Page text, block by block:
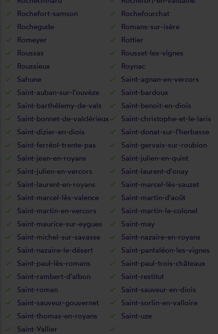
Rochefort-samson
Rochefourchat
Rochegude
Romans-sur-isère
Romeyer
Rottier
Roussas
Rousset-les-vignes
Roussieux
Roynac
Sahune
Saint-agnan-en-vercors
Saint-auban-sur-l'ouvèze
Saint-bardoux
Saint-barthélemy-de-vals
Saint-benoit-en-diois
Saint-bonnet-de-valclérieux
Saint-christophe-et-le-laris
Saint-dizier-en-diois
Saint-donat-sur-l'herbasse
Saint-ferréol-trente-pas
Saint-gervais-sur-roubion
Saint-jean-en-royans
Saint-julien-en-quint
Saint-julien-en-vercors
Saint-laurent-d'onay
Saint-laurent-en-royans
Saint-marcel-lès-sauzet
Saint-marcel-lès-valence
Saint-martin-d'août
Saint-martin-en-vercors
Saint-martin-le-colonel
Saint-maurice-sur-eygues
Saint-may
Saint-michel-sur-savasse
Saint-nazaire-en-royans
Saint-nazaire-le-désert
Saint-pantaléon-les-vignes
Saint-paul-lès-romans
Saint-paul-trois-châteaux
Saint-rambert-d'albon
Saint-restitut
Saint-roman
Saint-sauveur-en-diois
Saint-sauveur-gouvernet
Saint-sorlin-en-valloire
Saint-thomas-en-royans
Saint-uze
Saint-Vallier